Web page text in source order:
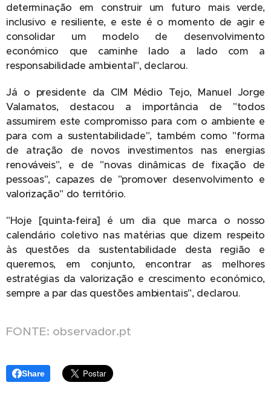
determinação em construir um futuro mais verde,
inclusivo e resiliente, e este é o momento de agir e
consolidar um modelo de desenvolvimento
económico que caminhe lado a lado com a
responsabilidade ambiental", declarou.
Já o presidente da CIM Médio Tejo, Manuel Jorge
Valamatos, destacou a importância de "todos
assumirem este compromisso para com o ambiente e
para com a sustentabilidade", também como "forma
de atração de novos investimentos nas energias
renováveis", e de "novas dinâmicas de fixação de
pessoas", capazes de "promover desenvolvimento e
valorização" do território.
"Hoje [quinta-feira] é um dia que marca o nosso
calendário coletivo nas matérias que dizem respeito
às questões da sustentabilidade desta região e
queremos, em conjunto, encontrar as melhores
estratégias da valorização e crescimento económico,
sempre a par das questões ambientais", declarou.
FONTE: observador.pt
Share